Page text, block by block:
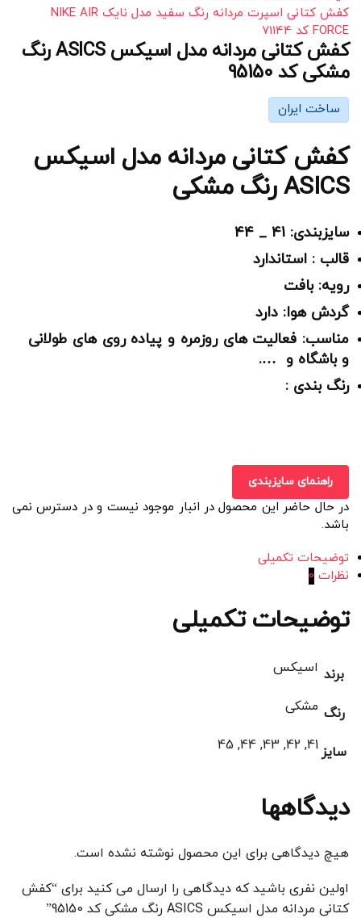
کفش کتانی اسپرت مردانه رنگ سفید مدل نایک NIKE AIR
FORCE کد 71144
کفش کتانی مردانه مدل اسیکس ASICS رنگ
مشکی کد 95150
ساخت ایران
کفش کتانی مردانه مدل اسیکس
ASICS رنگ مشکی
سایزبندی: 41 _ 44
قالب : استاندارد
رویه: بافت
گردش هوا: دارد
مناسب: فعالیت های روزمره و پیاده روی های طولانی
و باشگاه و ….
رنگ بندی :
راهنمای سایزبندی
در حال حاضر این محصول در انبار موجود نیست و در دسترس نمی
باشد.
توضیحات تکمیلی
نظرات 0
توضیحات تکمیلی
برند اسیکس
رنگ مشکی
سایز 41, 42, 43, 44, 45
دیدگاهها
هیچ دیدگاهی برای این محصول نوشته نشده است.
اولین نفری باشید که دیدگاهی را ارسال می کنید برای “کفش
کتانی مردانه مدل اسیکس ASICS رنگ مشکی کد 95150”